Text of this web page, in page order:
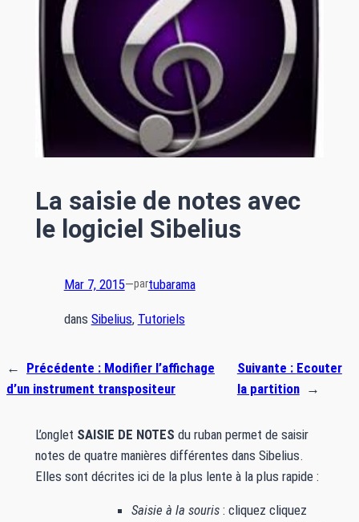
La saisie de notes avec
le logiciel Sibelius
Mar 7, 2015—partubarama
dans Sibelius, Tutoriels
← Précédente : Modifier l’affichage
d’un instrument transpositeur
Suivante : Ecouter
la partition →
L’onglet SAISIE DE NOTES du ruban permet de saisir
notes de quatre manières différentes dans Sibelius.
Elles sont décrites ici de la plus lente à la plus rapide :
Saisie à la souris : cliquez cliquez